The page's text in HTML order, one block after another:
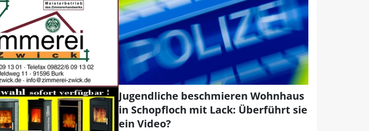
Jugendliche beschmieren Wohnhaus
in Schopfloch mit Lack: Überführt sie
ein Video?